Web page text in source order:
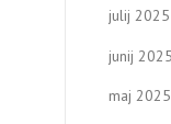
julij 2025
junij 2025
maj 2025